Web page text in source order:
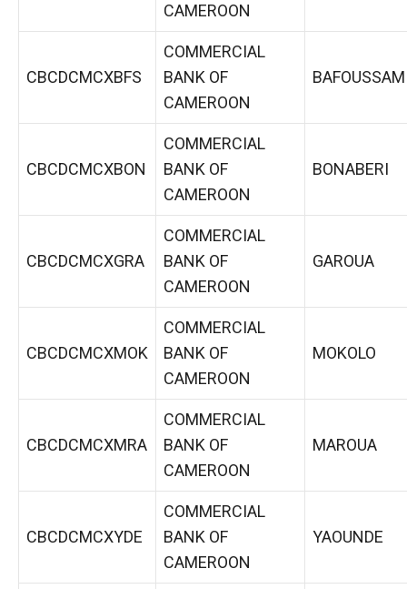
CAMEROON
CBCDCMCXBFS
COMMERCIAL
BANK OF
CAMEROON
BAFOUSSAM
CBCDCMCXBON
COMMERCIAL
BANK OF
CAMEROON
BONABERI
CBCDCMCXGRA
COMMERCIAL
BANK OF
CAMEROON
GAROUA
CBCDCMCXMOK
COMMERCIAL
BANK OF
CAMEROON
MOKOLO
CBCDCMCXMRA
COMMERCIAL
BANK OF
CAMEROON
MAROUA
CBCDCMCXYDE
COMMERCIAL
BANK OF
CAMEROON
YAOUNDE